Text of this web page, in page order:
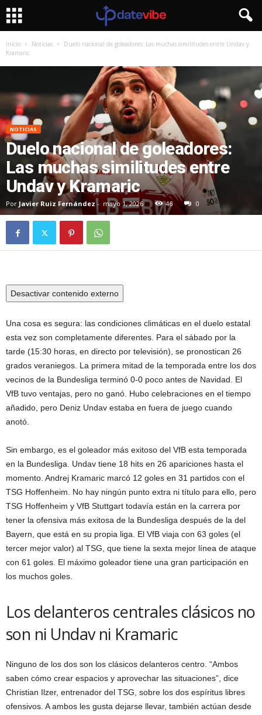
Inicio Noticias
Duelo nacional de goleadores: Las muchas similitudes entre Undav y
Kramaric
NOTICIAS
Duelo nacional de goleadores:
Las muchas similitudes entre
Undav y Kramaric
Por Javier Ruiz Fernández- mayo 1, 2026 46 0
Desactivar contenido externo
Una cosa es segura: las condiciones climáticas en el duelo estatal
esta vez son completamente diferentes. Para el sábado por la
tarde (15:30 horas, en directo por televisión), se pronostican 26
grados veraniegos. La primera mitad de la temporada entre los dos
vecinos de la Bundesliga terminó 0-0 poco antes de Navidad. El
VfB tuvo ventajas, pero no ganó. Hubo celebraciones en el tiempo
añadido, pero Deniz Undav estaba en fuera de juego cuando
anotó.
Sin embargo, es el goleador más exitoso del VfB esta temporada
en la Bundesliga. Undav tiene 18 hits en 26 apariciones hasta el
momento. Andrej Kramaric marcó 12 goles en 31 partidos con el
TSG Hoffenheim. No hay ningún punto extra ni título para ello, pero
TSG Hoffenheim y VfB Stuttgart todavía están en la carrera por
tener la ofensiva más exitosa de la Bundesliga después de la del
Bayern, que está en su propia liga. El VfB viaja con 63 goles (el
tercer mejor valor) al TSG, que tiene la sexta mejor línea de ataque
con 61 goles. El máximo goleador tiene una gran participación en
los muchos goles.
Los delanteros centrales clásicos no
son ni Undav ni Kramaric
Ninguno de los dos son los clásicos delanteros centro. “Ambos
saben cómo crear espacios y aprovechar las situaciones”, dice
Christian Ilzer, entrenador del TSG, sobre los dos espíritus libres
ofensivos. A ambos les gusta dejarse llevar, también actúan desde